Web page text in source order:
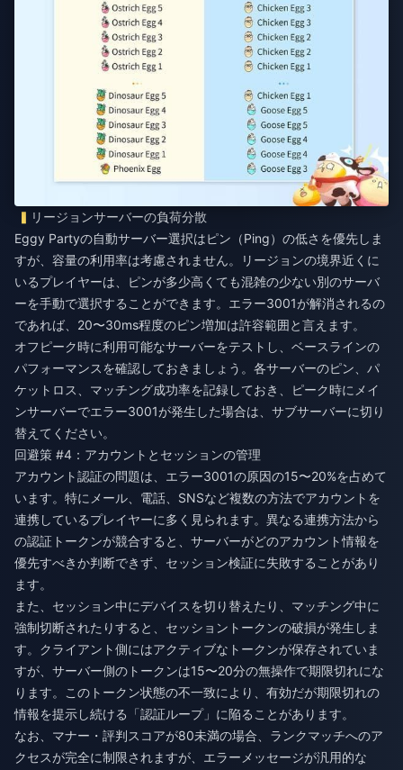
リージョンサーバーの負荷分散
Eggy Partyの自動サーバー選択はピン（Ping）の低さを優先しま
すが、容量の利用率は考慮されません。リージョンの境界近くに
いるプレイヤーは、ピンが多少高くても混雑の少ない別のサーバ
ーを手動で選択することができます。エラー3001が解消されるの
であれば、20〜30ms程度のピン増加は許容範囲と言えます。
オフピーク時に利用可能なサーバーをテストし、ベースラインの
パフォーマンスを確認しておきましょう。各サーバーのピン、パ
ケットロス、マッチング成功率を記録しておき、ピーク時にメイ
ンサーバーでエラー3001が発生した場合は、サブサーバーに切り
替えてください。
回避策 #4：アカウントとセッションの管理
アカウント認証の問題は、エラー3001の原因の15〜20%を占めて
います。特にメール、電話、SNSなど複数の方法でアカウントを
連携しているプレイヤーに多く見られます。異なる連携方法から
の認証トークンが競合すると、サーバーがどのアカウント情報を
優先すべきか判断できず、セッション検証に失敗することがあり
ます。
また、セッション中にデバイスを切り替えたり、マッチング中に
強制切断されたりすると、セッショントークンの破損が発生しま
す。クライアント側にはアクティブなトークンが保存されていま
すが、サーバー側のトークンは15〜20分の無操作で期限切れにな
ります。このトークン状態の不一致により、有効だが期限切れの
情報を提示し続ける「認証ループ」に陥ることがあります。
なお、マナー・評判スコアが80未満の場合、ランクマッチへのア
クセスが完全に制限されますが、エラーメッセージが汎用的な